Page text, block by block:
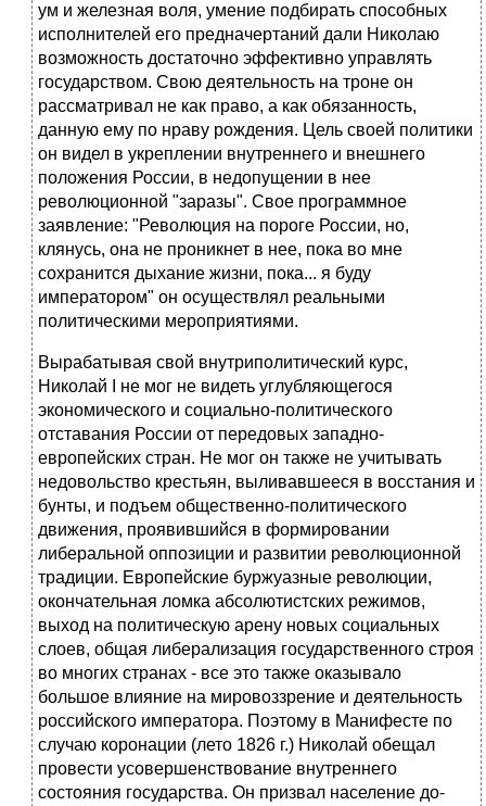
ум и железная воля, умение подбирать спо­собных
исполнителей его предначертаний дали Николаю
возможность достаточно эффективно управлять
государством. Свою деятельность на троне он
рассматривал не как право, а как обязанность,
данную ему по нраву рождения. Цель своей политики
он видел в укреплении внутрен­него и внешнего
положения России, в недопущении в нее
революцион­ной "заразы". Свое программное
заявление: "Революция на пороге Рос­сии, но,
клянусь, она не проникнет в нее, пока во мне
сохранится ды­хание жизни, пока... я буду
императором" он осуществлял реальными
политическими мероприятиями.
Вырабатывая свой внутриполитический курс,
Николай I не мог не видеть углубляющегося
экономического и социально-политического
отставания России от передовых западно-
европейских стран. Не мог он также не учитывать
недовольство крестьян, выливавшееся в восстания и
бунты, и подъем общественно-политического
движения, проявившийся в формировании
либеральной оппозиции и развитии революционной
тра­диции. Европейские буржуазные революции,
окончательная ломка аб­солютистских режимов,
выход на политическую арену новых социаль­ных
слоев, общая либерализация государственного строя
во многих странах - все это также оказывало
большое влияние на мировоззрение и деятельность
российского императора. Поэтому в Манифесте по
слу­чаю коронации (лето 1826 г.) Николай обещал
провести усовершенст­вование внутреннего
состояния государства. Он призвал население до­